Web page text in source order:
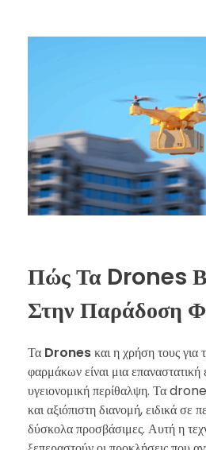
Πώς Τα Drones
Στην Παράδοση
Τα Dronesκαι η χρήση τους για
φαρμάκων είναι μια επαναστατική
υγειονομική περίθαλψη. Τα
και αξιόπιστη διανομή, ειδικά σε
δύσκολα προσβάσιμες. Αυτή η